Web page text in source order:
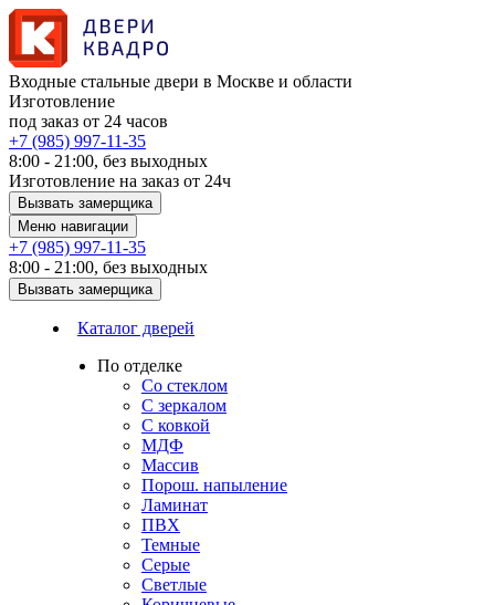
Входные стальные двери в Москве и области
Изготовление
под заказ от 24 часов
+7 (985) 997-11-35
8:00 - 21:00, без выходных
Изготовление на заказ от 24ч
Вызвать замерщика
Меню навигации
+7 (985) 997-11-35
8:00 - 21:00, без выходных
Вызвать замерщика
Каталог дверей
По отделке
Со стеклом
С зеркалом
С ковкой
МДФ
Массив
Порош. напыление
Ламинат
ПВХ
Темные
Серые
Светлые